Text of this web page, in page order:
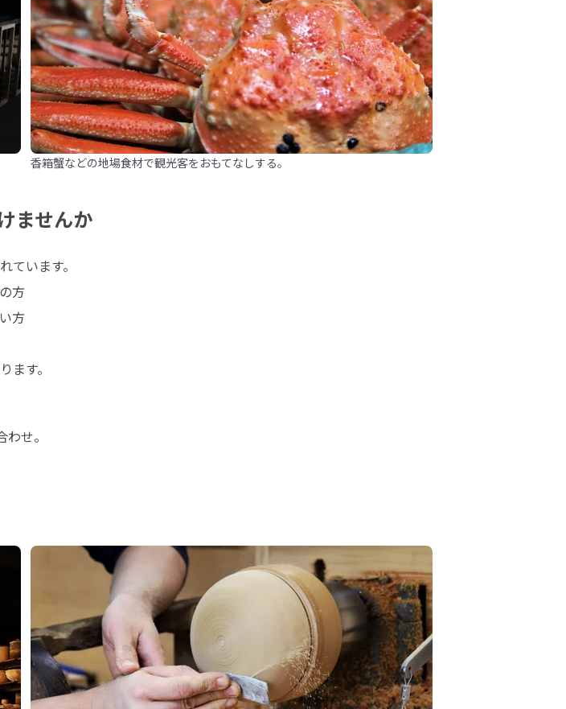
香箱蟹などの地場食材で観光客をおもてなしする。
ませんか
います。
方
方
ます。
せ。